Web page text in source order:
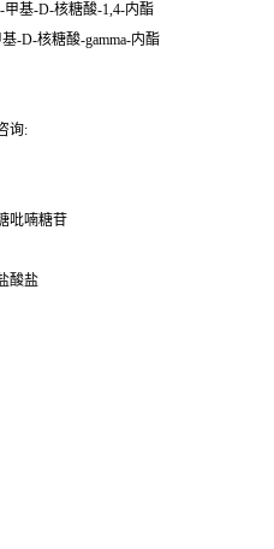
甲基-D-核糖酸-1,4-内酯
-D-核糖酸-gamma-内酯
询:
吡喃糖苷
酸盐